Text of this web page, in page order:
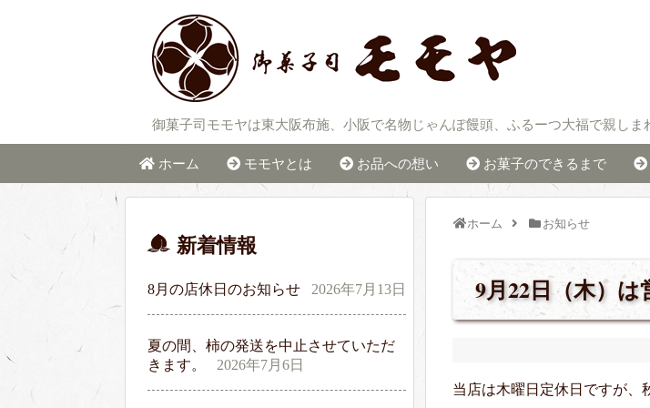
御菓子司モモヤは東大阪布施、小阪で名物じゃんぽ饅頭、ふるーつ大福で親しま
ホーム モモヤとは お品への想い お菓子のできるまで
ホーム お知らせ
9月22日（木）
当店は木曜日定休日ですが、
新着情報
8月の店休日のお知らせ 2026年7月13日
夏の間、柿の発送を中止させていただ
きます。
2026年7月6日